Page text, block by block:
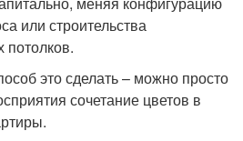
или строительства
потолков.
это сделать – можно просто
сочетание цветов в